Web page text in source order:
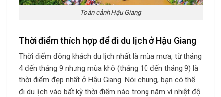
Toàn cảnh Hậu Giang
Thời điểm thích hợp để đi du lịch ở Hậu Giang
Thời điểm đông khách du lịch nhất là mùa mưa, từ tháng
4 đến tháng 9 nhưng mùa khô (tháng 10 đến tháng 9) là
thời điểm đẹp nhất ở Hậu Giang. Nói chung, bạn có thể
đi du lịch vào bất kỳ thời điểm nào trong năm vì nhiệt độ